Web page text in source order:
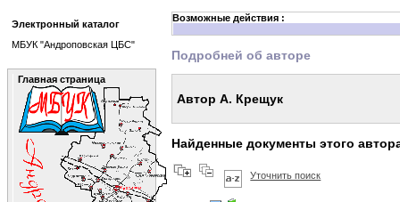
Возможные действия :
Подробней об авторе
Автор А. Крещук
Найденные документы этого
Уточнить поиск
Электронный каталог
МБУК "Андроповская ЦБС"
Главная страница